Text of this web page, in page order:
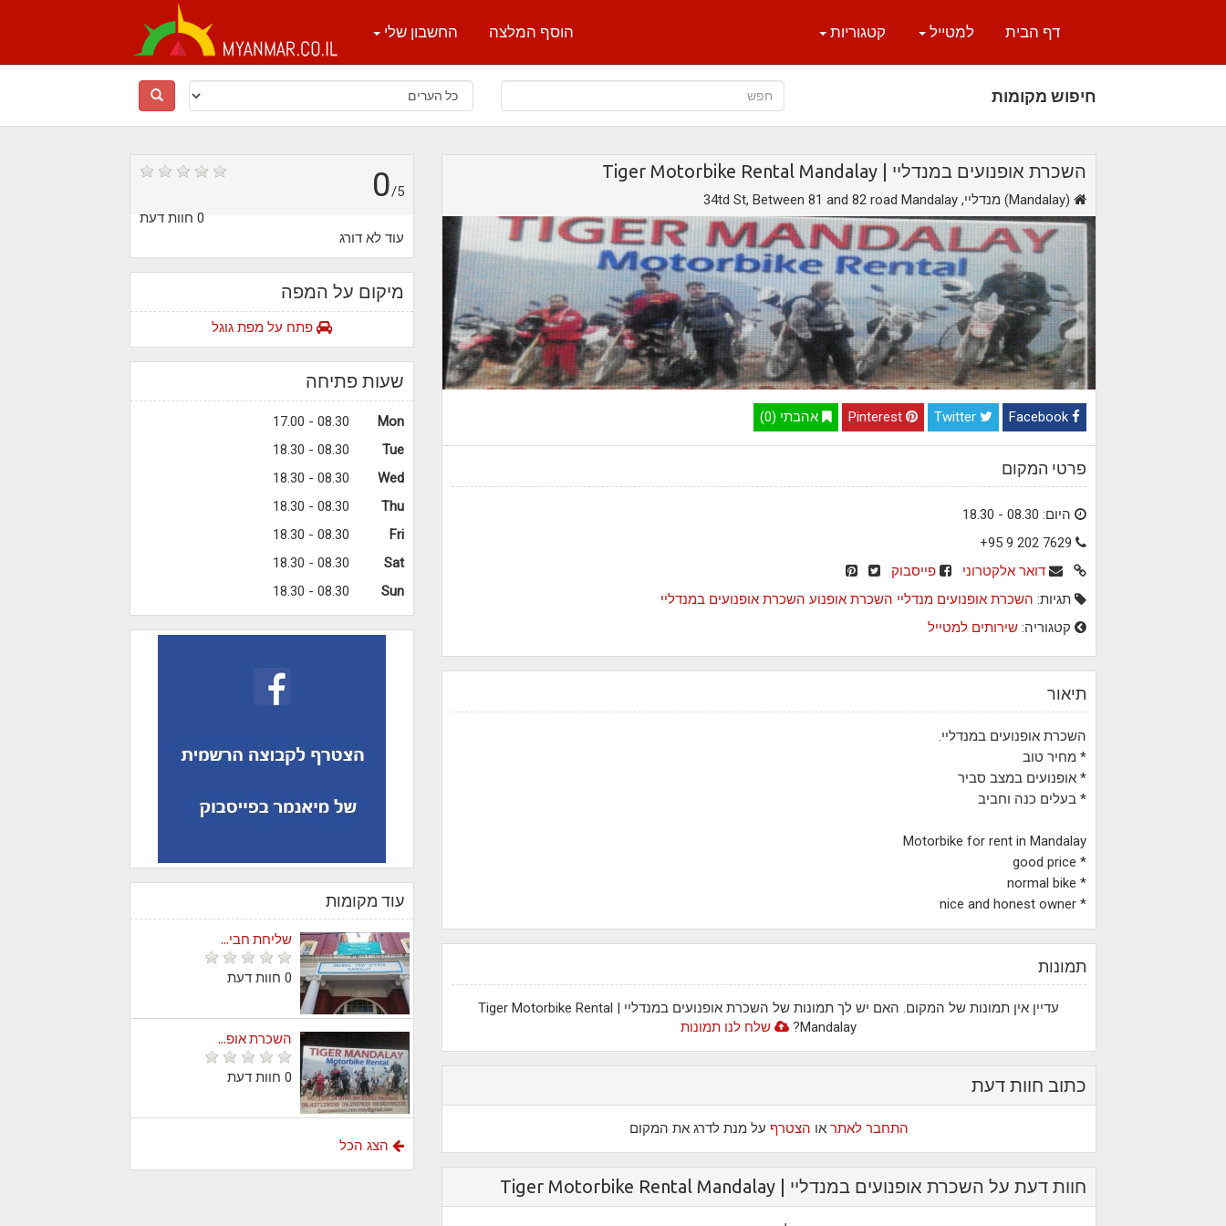
דף הבית למטייל קטגוריות הוסף המלצה החשבון שלי
חיפוש מקומות
השכרת אופנועים במנדליי | Tiger Motorbike Rental Mandalay
34td St, Between 81 and 82 road Mandalay ,מנדליי (Mandalay)
אהבתי (0)
פרטי המקום
היום: 08.30 - 18.30
+95 9 202 7629
דואר אלקטרוני
פייסבוק
תגיות: השכרת אופנועים מנדליי השכרת אופנוע השכרת אופנועים במנדליי
קטגוריה: שירותים למטייל
תיאור
השכרת אופנועים במנדליי.
* מחיר טוב
* אופנועים במצב סביר
* בעלים כנה וחביב
Motorbike for rent in Mandalay
* good price
* normal bike
* nice and honest owner
תמונות
עדיין אין תמונות של המקום. האם יש לך תמונות של השכרת אופנועים במנדליי | Tiger Motorbike Rental
Mandalay?
שלח לנו תמונות
כתוב חוות דעת
התחבר לאתר או הצטרף על מנת לדרג את המקום
חוות דעת על השכרת אופנועים במנדליי | Tiger Motorbike Rental Mandalay
0/5
0 חוות דעת
עוד לא דורג
מיקום על המפה
פתח על מפת גוגל
שעות פתיחה
Mon
08.30 - 17.00
Tue
08.30 - 18.30
Wed
08.30 - 18.30
Thu
08.30 - 18.30
Fri
08.30 - 18.30
Sat
08.30 - 18.30
Sun
08.30 - 18.30
עוד מקומות
שליחת חבי...
0 חוות דעת
השכרת אופ...
0 חוות דעת
הצג הכל